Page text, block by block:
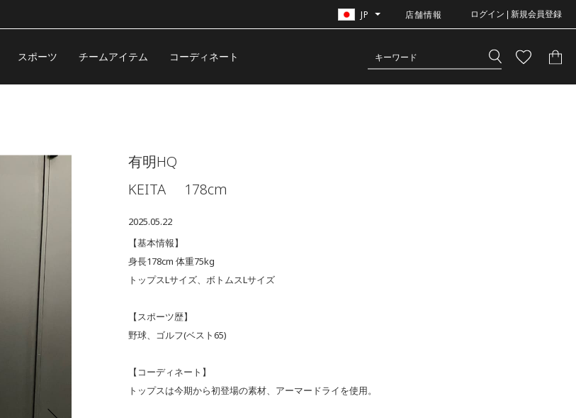
JP 店舗情報 ログイン | 新規会員登録
スポーツ チームアイテム コーディネート
有明HQ
KEITA
178cm
2025.05.22
【基本情報】
身長178cm 体重75kg
トップスLサイズ、ボトムスLサイズ
【スポーツ歴】
野球、ゴルフ(ベスト65)
【コーディネート】
トップスは今期から初登場の素材、アーマードライを使用。